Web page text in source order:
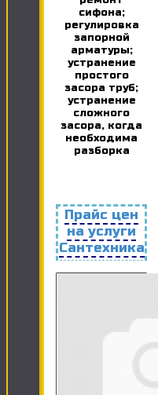
сифона;
регулировка
запорной
арматуры;
устранение
простого
засора труб;
устранение
сложного
засора, когда
необходима
разборка
Прайс цен
на услуги
Сантехника